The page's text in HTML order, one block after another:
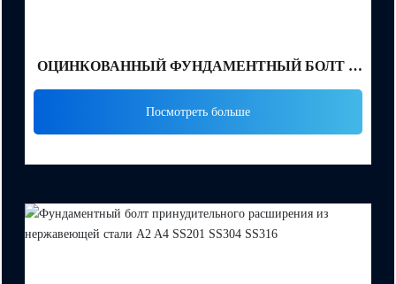
ОЦИНКОВАННЫЙ ФУНДАМЕНТНЫЙ БОЛТ С
ВНУТРЕННИМ ПРИНУДИТЕЛЬНЫМ
РАСШИРЕНИЕМ
Посмотреть больше